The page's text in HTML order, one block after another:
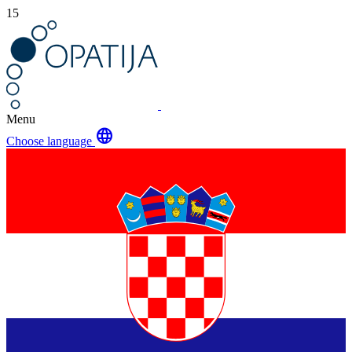
15
Menu
Choose language language